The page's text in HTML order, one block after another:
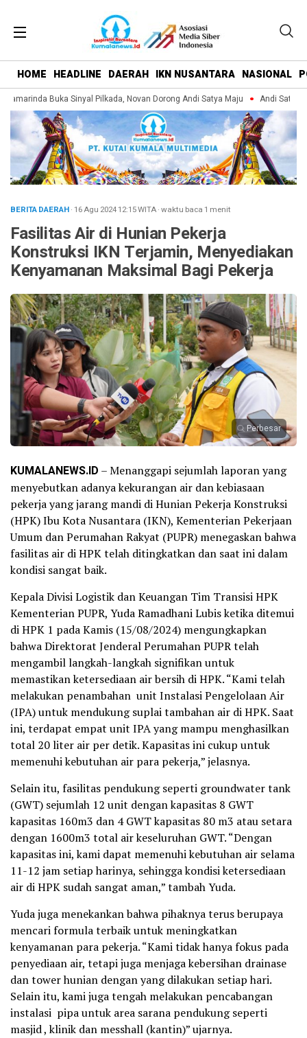
HOME HEADLINE DAERAH IKN NUSANTARA NASIONAL
Buka Sinyal Pilkada, Novan Dorong Andi Satya Maju Andi Satya
BERITA DAERAH· 16 Agu 202412:15WITA·waktu baca 1 menit
Fasilitas Air di Hunian Pekerja
Konstruksi IKN Terjamin, Menyediakan
Kenyamanan Maksimal Bagi Pekerja
Perbesar
KUMALANEWS.ID – Menanggapi sejumlah laporan yang
menyebutkan adanya kekurangan air dan kebiasaan
pekerja yang jarang mandi di Hunian Pekerja Konstruksi
(HPK) Ibu Kota Nusantara (IKN), Kementerian Pekerjaan
Umum dan Perumahan Rakyat (PUPR) menegaskan bahwa
fasilitas air di HPK telah ditingkatkan dan saat ini dalam
kondisi sangat baik.
Kepala Divisi Logistik dan Keuangan Tim Transisi HPK
Kementerian PUPR, Yuda Ramadhani Lubis ketika ditemui
di HPK 1 pada Kamis (15/08/2024) mengungkapkan
bahwa Direktorat Jenderal Perumahan PUPR telah
mengambil langkah-langkah signifikan untuk
memastikan ketersediaan air bersih di HPK. “Kami telah
melakukan penambahan unit Instalasi Pengelolaan Air
(IPA) untuk mendukung suplai tambahan air di HPK. Saat
ini, terdapat empat unit IPA yang mampu menghasilkan
total 20 liter air per detik. Kapasitas ini cukup untuk
memenuhi kebutuhan air para pekerja,” jelasnya.
Selain itu, fasilitas pendukung seperti groundwater tank
(GWT) sejumlah 12 unit dengan kapasitas 8 GWT
kapasitas 160m3 dan 4 GWT kapasitas 80 m3 atau setara
dengan 1600m3 total air keseluruhan GWT. “Dengan
kapasitas ini, kami dapat memenuhi kebutuhan air selama
11-12 jam setiap harinya, sehingga kondisi ketersediaan
air di HPK sudah sangat aman,” tambah Yuda.
Yuda juga menekankan bahwa pihaknya terus berupaya
mencari formula terbaik untuk meningkatkan
kenyamanan para pekerja. “Kami tidak hanya fokus pada
penyediaan air, tetapi juga menjaga kebersihan drainase
dan tower hunian dengan yang dilakukan setiap hari.
Selain itu, kami juga tengah melakukan pencabangan
instalasi pipa untuk area sarana pendukung seperti
masjid , klinik dan messhall (kantin)” ujarnya.